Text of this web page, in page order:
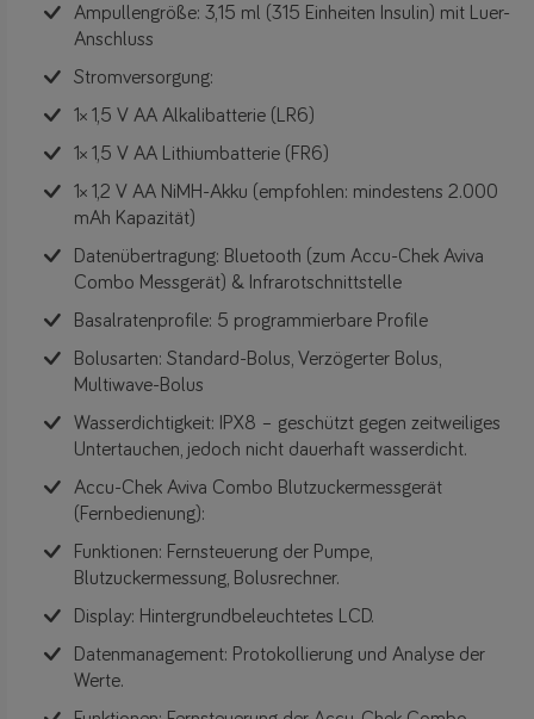
Ampullengröße: 3,15 ml (315 Einheiten Insulin) mit Luer-
Anschluss
Stromversorgung:
1× 1,5 V AA Alkalibatterie (LR6)
1× 1,5 V AA Lithiumbatterie (FR6)
1× 1,2 V AA NiMH-Akku (empfohlen: mindestens 2.000
mAh Kapazität)
Datenübertragung: Bluetooth (zum Accu-Chek Aviva
Combo Messgerät) & Infrarotschnittstelle
Basalratenprofile: 5 programmierbare Profile
Bolusarten: Standard-Bolus, Verzögerter Bolus,
Multiwave-Bolus
Wasserdichtigkeit: IPX8 – geschützt gegen zeitweiliges
Untertauchen, jedoch nicht dauerhaft wasserdicht.
Accu-Chek Aviva Combo Blutzuckermessgerät
(Fernbedienung):
Funktionen: Fernsteuerung der Pumpe,
Blutzuckermessung, Bolusrechner.
Display: Hintergrundbeleuchtetes LCD.
Datenmanagement: Protokollierung und Analyse der
Werte.